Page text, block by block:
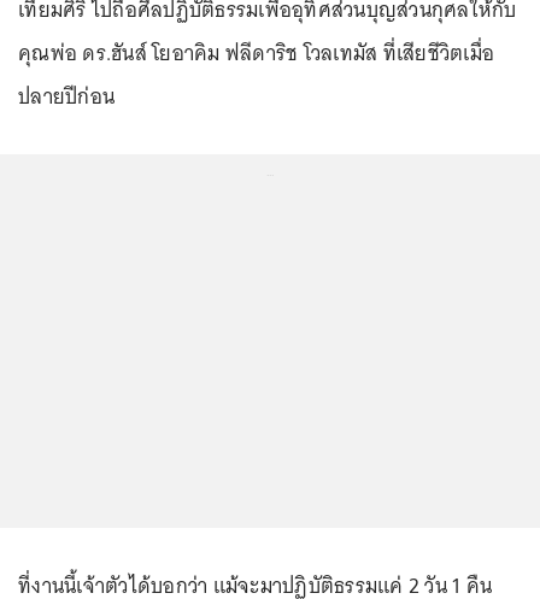
เทียมศิริ ไปถือศีลปฏิบัติธรรมเพื่ออุทิศส่วนบุญส่วนกุศลให้กับ
คุณพ่อ ดร.ฮันส์ โยอาคิม ฟลีดาริช โวลเทมัส ที่เสียชีวิตเมื่อ
ปลายปีก่อน
ที่งานนี้เจ้าตัวได้บอกว่า แม้จะมาปฏิบัติธรรมแค่ 2 วัน 1 คืน